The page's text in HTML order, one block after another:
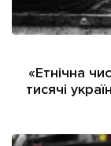
«Етнічна
тисячі